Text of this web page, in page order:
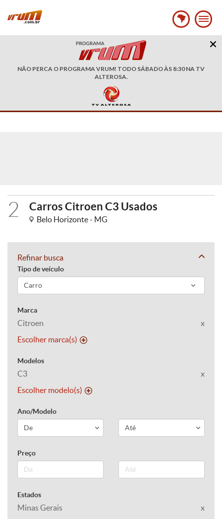
NÃO PERCA O PROGRAMA VRUM! TODO SÁBADO ÀS 8:30 NA TV
ALTEROSA.
2 Carros Citroen C3 Usados
Belo Horizonte - MG
Refinar busca
Tipo de veículo
Marca
Citroen
x
Escolher marca(s)
Modelos
C3
x
Escolher modelo(s)
Ano/Modelo
Preço
Estados
Minas Gerais
x